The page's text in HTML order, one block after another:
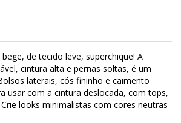
de tecido leve, superchique! A
cintura alta e pernas soltas, é um
laterais, cós fininho e caimento
usar com a cintura deslocada, com tops,
looks minimalistas com cores neutras